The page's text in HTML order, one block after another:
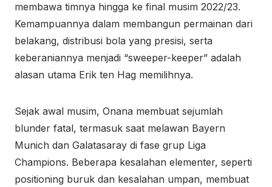
membawa timnya hingga ke final musim 2022/23.
Kemampuannya dalam membangun permainan dari
belakang, distribusi bola yang presisi, serta
keberaniannya menjadi “sweeper-keeper” adalah
alasan utama Erik ten Hag memilihnya.
Sejak awal musim, Onana membuat sejumlah
blunder fatal, termasuk saat melawan Bayern
Munich dan Galatasaray di fase grup Liga
Champions. Beberapa kesalahan elementer, seperti
positioning buruk dan kesalahan umpan, membuat